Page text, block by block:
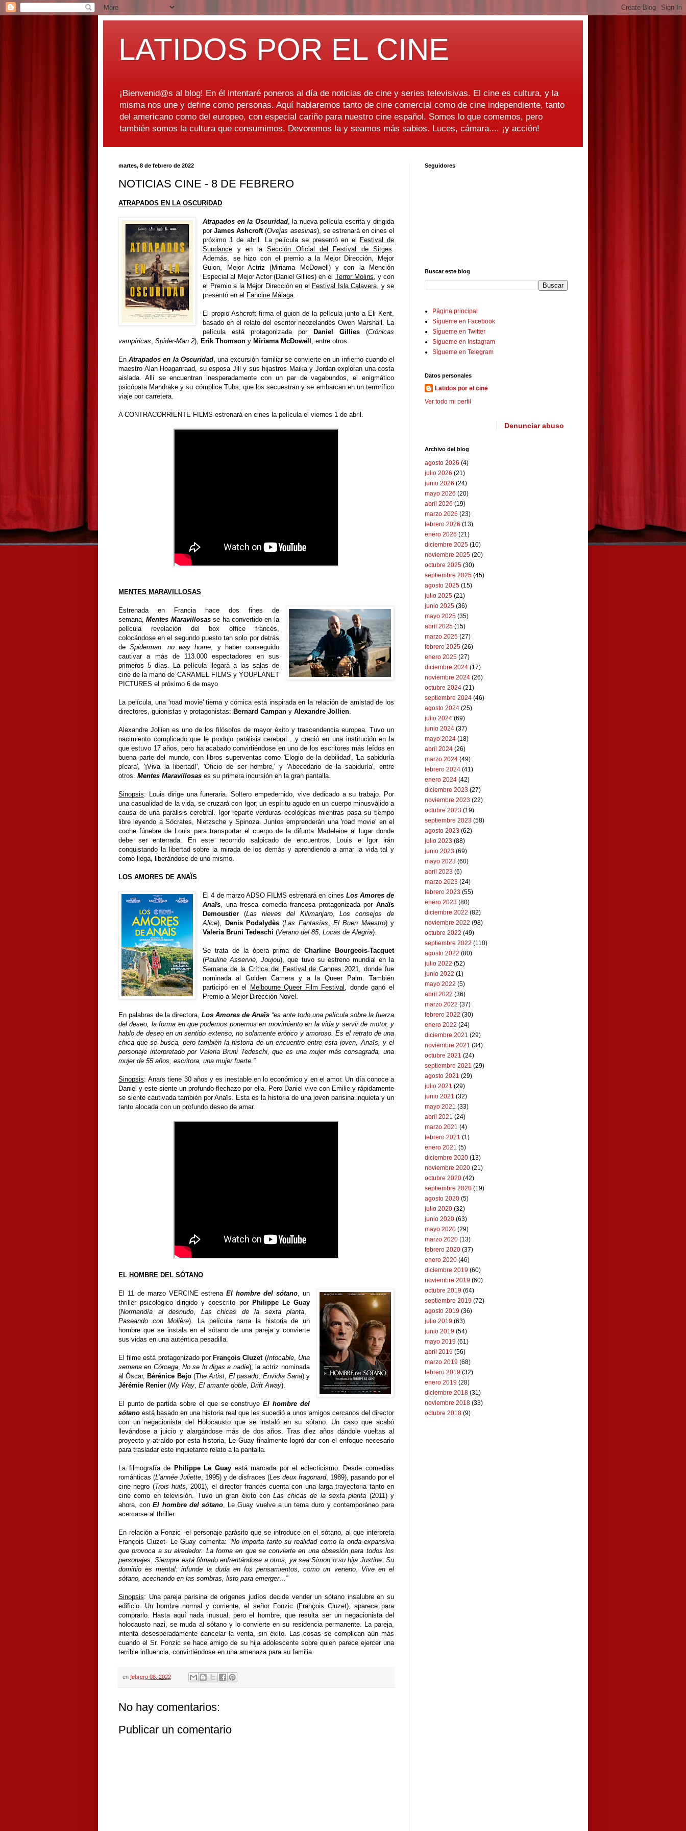
LATIDOS POR EL CINE
¡Bienvenid@s al blog! En él intentaré poneros al día de noticias de cine y series televisivas. El cine es cultura, y la
misma nos une y define como personas. Aquí hablaremos tanto de cine comercial como de cine independiente, tanto
del americano como del europeo, con especial cariño para nuestro cine español. Somos lo que comemos, pero
también somos la cultura que consumimos. Devoremos la y seamos más sabios. Luces, cámara.... ¡y acción!
martes, 8 de febrero de 2022
NOTICIAS CINE - 8 DE FEBRERO
ATRAPADOS EN LA OSCURIDAD
Atrapados en la Oscuridad, la nueva película escrita y dirigida
porJames Ashcroft(Ovejas asesinas), se estrenará en cines el
próximo 1 de abril. La película se presentó en el
Festival de
Sundance y en laSección Oficial del Festival de Sitges.
Además, se hizo con el premio a la Mejor Dirección, Mejor
Guion, Mejor Actriz (Miriama McDowell) y con la Mención
Especial al Mejor Actor (Daniel Gillies) en el Terror Molins, y con
el Premio a la Mejor Dirección en el Festival Isla Calavera, y se
presentó en el Fancine Málaga.
El propio Ashcroft firma el guion de la película junto a Eli Kent,
basado en el relato del escritor neozelandés Owen Marshall. La
película está protagonizada por
Daniel Gillies (Crónicas
vampíricas, Spider-Man 2), Erik Thomson y Miriama McDowell , entre otros.
EnAtrapados en la Oscuridad, una excursión familiar se convierte en un infierno cuando el
maestro Alan Hoaganraad, su esposa Jill y sus hijastros Maika y Jordan exploran una costa
aislada. Allí se encuentran inesperadamente con un par de vagabundos, el enigmático
psicópata Mandrake y su cómplice Tubs, que los secuestran y se embarcan en un terrorífico
viaje por carretera.
A CONTRACORRIENTE FILMS estrenará en cines la película el viernes 1 de abril.
MENTES MARAVILLOSAS
Estrenada en Francia hace dos fines de
semana,Mentes Maravillosasse ha convertido en la
película revelación del box office francés,
colocándose en el segundo puesto tan solo por detrás
deSpiderman: no way home, y haber conseguido
cautivar a más de 113.000 espectadores en sus
primeros 5 días. La película llegará a las salas de
cine de la mano de CARAMEL FILMS y YOUPLANET
PICTURES el próximo 6 de mayo
La película, una 'road movie' tierna y cómica está inspirada en la relación de amistad de los
directores, guionistas y protagonistas: Bernard Campan y Alexandre Jollien.
Alexandre Jollien es uno de los filósofos de mayor éxito y trascendencia europea. Tuvo un
nacimiento complicado que le produjo parálisis cerebral , y creció en una institución en la
que estuvo 17 años, pero ha acabado convirtiéndose en uno de los escritores más leídos en
buena parte del mundo, con libros superventas como 'Elogio de la debilidad', 'La sabiduría
pícara', '¡Viva la libertad!', 'Oficio de ser hombre,' y 'Abecedario de la sabiduría', entre
otros. Mentes Maravillosas es su primera incursión en la gran pantalla.
Sinopsis: Louis dirige una funeraria. Soltero empedernido, vive dedicado a su trabajo. Por
una casualidad de la vida, se cruzará con Igor, un espíritu agudo en un cuerpo minusválido a
causa de una parálisis cerebral. Igor reparte verduras ecológicas mientras pasa su tiempo
libre leyendo a Sócrates, Nietzsche y Spinoza.Juntos emprenderán una 'road movie' en el
coche fúnebre de Louis para transportar el cuerpo de la difunta Madeleine al lugar donde
debe ser enterrada. En este recorrido salpicado de encuentros, Louis e Igor irán
conquistando la libertad sobre la mirada de los demás y aprendiendo a amar la vida tal y
como llega, liberándose de uno mismo.
LOS AMORES DE ANAÏS
El 4 de marzo ADSO FILMS estrenará en cines Los Amores de
Anaïs, una fresca comedia francesa protagonizada por Anaïs
Demoustier (Las nieves del Kilimanjaro,Los consejos de
Alice), Denis Podalydès(Las Fantasías, El Buen Maestro) y
Valeria Bruni Tedeschi (Verano del 85,Locas de Alegría).
Se trata de la ópera prima deCharline Bourgeois-Tacquet
(Pauline Asservie,Joujou), que tuvo su estreno mundial en la
Semana de la Crítica del Festival de Cannes 2021, donde fue
nominada al Golden Camera y a la Queer Palm. También
participó en el
Melbourne Queer Film Festival , donde ganó el
Premio a Mejor Dirección Novel.
En palabras de la directora, Los Amores de Anaïs “es ante todo una película sobre la fuerza
del deseo, la forma en que podemos ponernos en movimiento en la vida y servir de motor, y
hablo de deseo en un sentido extenso, no solamente erótico y amoroso. Es el retrato de una
chica que se busca, pero también la historia de un encuentro entre esta joven, Anaïs, y el
personaje interpretado por Valeria Bruni Tedeschi, que es una mujer más consagrada, una
mujer de 55 años, escritora, una mujer fuerte.”
Sinopsis:Anaïs tiene 30 años y es inestable en lo económico y en el amor. Un día conoce a
Daniel y este siente un profundo flechazo por ella. Pero Daniel vive con Emilie y rápidamente
se siente cautivada también por Anaïs. Esta es la historia de una joven parisina inquieta y un
tanto alocada con un profundo deseo de amar.
EL HOMBRE DEL SÓTANO
El 11 de marzo VERCINE estrenaEl hombre del sótano, un
thriller psicológico dirigido y coescrito por Philippe Le Guay
(Normandía al desnudo, Las chicas de la sexta planta,
Paseando con Molière). La película narra la historia de un
hombre que se instala en el sótano de una pareja y convierte
sus vidas en una auténtica pesadilla.
El filme está protagonizado por François Cluzet (Intocable, Una
semana en Córcega,No se lo digas a nadie), la actriz nominada
al Óscar, Bérénice Bejo(The Artist,El pasado, Envidia Sana) y
Jérémie Renier (My Way, El amante doble, Drift Away).
El punto de partida sobre el que se construyeEl hombre del
sótano está basado en una historia real que les sucedió a unos amigos cercanos del director
con un negacionista del Holocausto que se instaló en su sótano. Un caso que acabó
llevándose a juicio y alargándose más de dos años. Tras diez años dándole vueltas al
proyecto y atraído por esta historia, Le Guay finalmente logró dar con el enfoque necesario
para trasladar este inquietante relato a la pantalla.
La filmografía de Philippe Le Guayestá marcada por el eclecticismo. Desde comedias
románticas (L’année Juliette, 1995) y de disfraces (Les deux fragonard, 1989), pasando por el
cine negro (Trois huits, 2001), el director francés cuenta con una larga trayectoria tanto en
cine como en televisión. Tuvo un gran éxito conLas chicas de la sexta planta (2011) y
ahora, conEl hombre del sótano, Le Guay vuelve a un tema duro y contemporáneo para
acercarse al thriller.
En relación a Fonzic -el personaje parásito que se introduce en el sótano, al que interpreta
François Cluzet- Le Guay comenta: “No importa tanto su realidad como la onda expansiva
que provoca a su alrededor. La forma en que se convierte en una obsesión para todos los
personajes. Siempre está filmado enfrentándose a otros, ya sea Simon o su hija Justine. Su
dominio es mental: infunde la duda en los pensamientos, como un veneno. Vive en el
sótano, acechando en las sombras, listo para emerger…”
Sinopsis: Una pareja parisina de orígenes judíos decide vender un sótano insalubre en su
edificio. Un hombre normal y corriente, el señor Fonzic (François Cluzet), aparece para
comprarlo. Hasta aquí nada inusual, pero el hombre, que resulta ser un negacionista del
holocausto nazi, se muda al sótano y lo convierte en su residencia permanente. La pareja,
intenta desesperadamente cancelar la venta, sin éxito. Las cosas se complican aún más
cuando el Sr. Fonzic se hace amigo de su hija adolescente sobre quien parece ejercer una
terrible influencia, convirtiéndose en una amenaza para su familia.
en febrero 08, 2022
No hay comentarios:
Publicar un comentario
Seguidores
Buscar este blog
Página principal
Sígueme en Facebook
Sígueme en Twitter
Sígueme en Instagram
Sígueme en Telegram
Datos personales
Latidos por el cine
Ver todo mi perfil
Denunciar abuso
Archivo del blog
agosto 2026 (4)
julio 2026 (21)
junio 2026 (24)
mayo 2026 (20)
abril 2026 (19)
marzo 2026 (23)
febrero 2026 (13)
enero 2026 (21)
diciembre 2025 (10)
noviembre 2025 (20)
octubre 2025 (30)
septiembre 2025 (45)
agosto 2025 (15)
julio 2025 (21)
junio 2025 (36)
mayo 2025 (35)
abril 2025 (15)
marzo 2025 (27)
febrero 2025 (26)
enero 2025 (27)
diciembre 2024 (17)
noviembre 2024 (26)
octubre 2024 (21)
septiembre 2024 (46)
agosto 2024 (25)
julio 2024 (69)
junio 2024 (37)
mayo 2024 (18)
abril 2024 (26)
marzo 2024 (49)
febrero 2024 (41)
enero 2024 (42)
diciembre 2023 (27)
noviembre 2023 (22)
octubre 2023 (19)
septiembre 2023 (58)
agosto 2023 (62)
julio 2023 (88)
junio 2023 (69)
mayo 2023 (60)
abril 2023 (6)
marzo 2023 (24)
febrero 2023 (55)
enero 2023 (80)
diciembre 2022 (82)
noviembre 2022 (98)
octubre 2022 (49)
septiembre 2022 (110)
agosto 2022 (80)
julio 2022 (52)
junio 2022 (1)
mayo 2022 (5)
abril 2022 (36)
marzo 2022 (37)
febrero 2022 (30)
enero 2022 (24)
diciembre 2021 (29)
noviembre 2021 (34)
octubre 2021 (24)
septiembre 2021 (29)
agosto 2021 (29)
julio 2021 (29)
junio 2021 (32)
mayo 2021 (33)
abril 2021 (24)
marzo 2021 (4)
febrero 2021 (1)
enero 2021 (5)
diciembre 2020 (13)
noviembre 2020 (21)
octubre 2020 (42)
septiembre 2020 (19)
agosto 2020 (5)
julio 2020 (32)
junio 2020 (63)
mayo 2020 (29)
marzo 2020 (13)
febrero 2020 (37)
enero 2020 (46)
diciembre 2019 (60)
noviembre 2019 (60)
octubre 2019 (64)
septiembre 2019 (72)
agosto 2019 (36)
julio 2019 (63)
junio 2019 (54)
mayo 2019 (61)
abril 2019 (56)
marzo 2019 (68)
febrero 2019 (32)
enero 2019 (28)
diciembre 2018 (31)
noviembre 2018 (33)
octubre 2018 (9)